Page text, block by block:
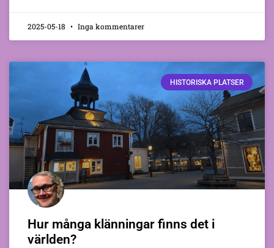
2025-05-18 Inga kommentarer
HISTORISKA PLATSER
Hur många klänningar finns det i
världen?